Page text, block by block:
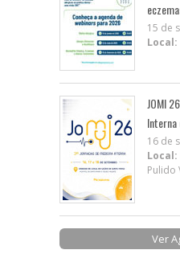
15 de
Local:
JOMI
Interna
16 de
Local:
Pulido
Ver